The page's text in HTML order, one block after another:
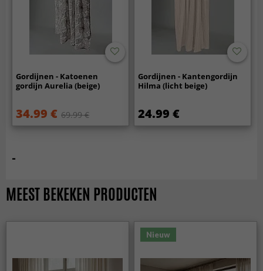
Gordijnen - Katoenen
gordijn Aurelia (beige)
34.99 € 69.99 €
Gordijnen - Kantengordijn
Hilma (licht beige)
24.99 €
-
MEEST BEKEKEN PRODUCTEN
Nieuw